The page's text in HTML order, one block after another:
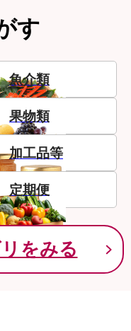
す
魚介類
果物類
加工品等
定期便
をみる